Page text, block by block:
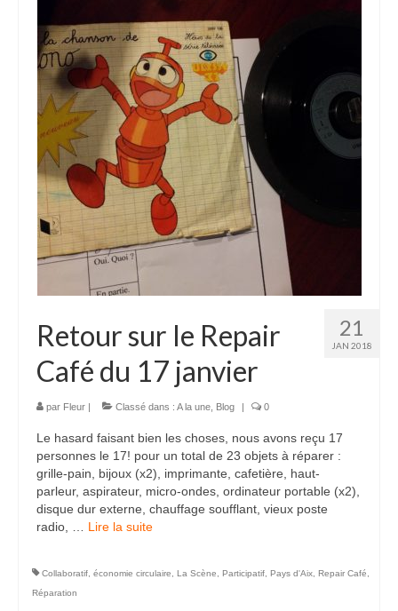
21
JAN 2018
Retour sur le Repair
Café du 17 janvier
par Fleur Classé dans : A la une Blog 0
Le hasard faisant bien les choses, nous avons reçu 17
personnes le 17! pour un total de 23 objets à réparer :
grille-pain, bijoux (x2), imprimante, cafetière, haut-
parleur, aspirateur, micro-ondes, ordinateur portable (x2),
disque dur externe, chauffage soufflant, vieux poste
radio, … Lire la suite­­
Collaboratif, économie circulaire, La Scène, Participatif, Pays d'Aix, Repair Café,
Réparation